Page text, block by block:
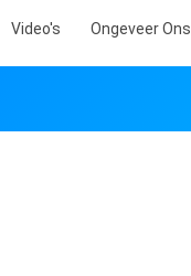
Video's Ongeveer Ons